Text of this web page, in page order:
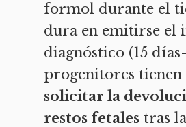
formol durante el
dura en emitirse el
diagnóstico (15
progenitores tienen
solicitar la
restos fetales tras